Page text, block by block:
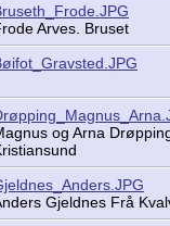
Arves. Bruset
og Arna
Gjeldnes Frå